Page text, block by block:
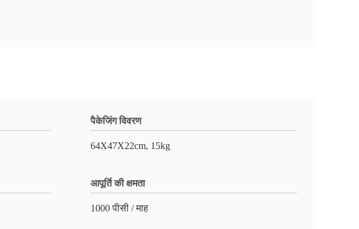
पैकेजिंग विवरण
64X47X22cm, 15kg
आपूर्ति की क्षमता
1000 पीसी / माह